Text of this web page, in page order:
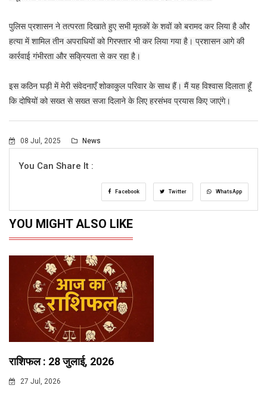
पुलिस प्रशासन ने तत्परता दिखाते हुए सभी मृतकों के शवों को बरामद कर लिया है और
हत्या में शामिल तीन अपराधियों को गिरफ्तार भी कर लिया गया है। प्रशासन आगे की
कार्रवाई गंभीरता और सक्रियता से कर रहा है।
इस कठिन घड़ी में मेरी संवेदनाएँ शोकाकुल परिवार के साथ हैं। मैं यह विश्वास दिलाता हूँ
कि दोषियों को सख्त से सख्त सजा दिलाने के लिए हरसंभव प्रयास किए जाएंगे।
08 Jul, 2025 News
You Can Share It :
Facebook Twitter WhatsApp
YOU MIGHT ALSO LIKE
राशिफल : 28 जुलाई, 2026
27 Jul, 2026